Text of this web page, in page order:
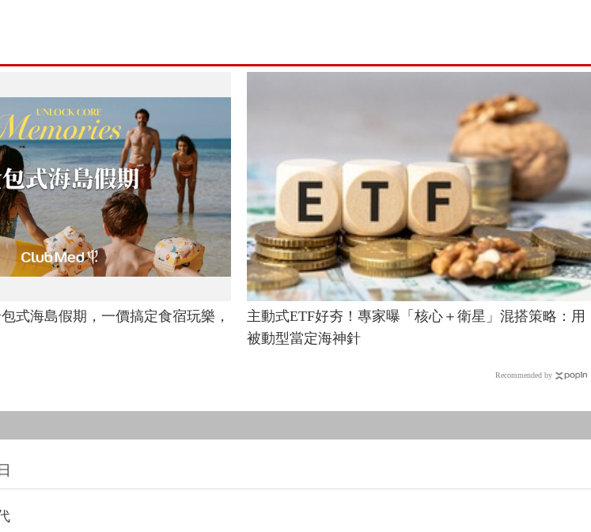
式海島假期，一價搞定食宿玩樂，
主動式ETF好夯！專家曝「核心＋衛星」混搭策略：用
被動型當定海神針
Recommended by